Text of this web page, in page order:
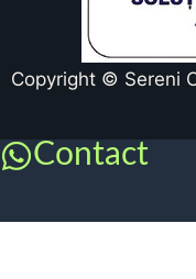
Copyright © Sereni
Contact